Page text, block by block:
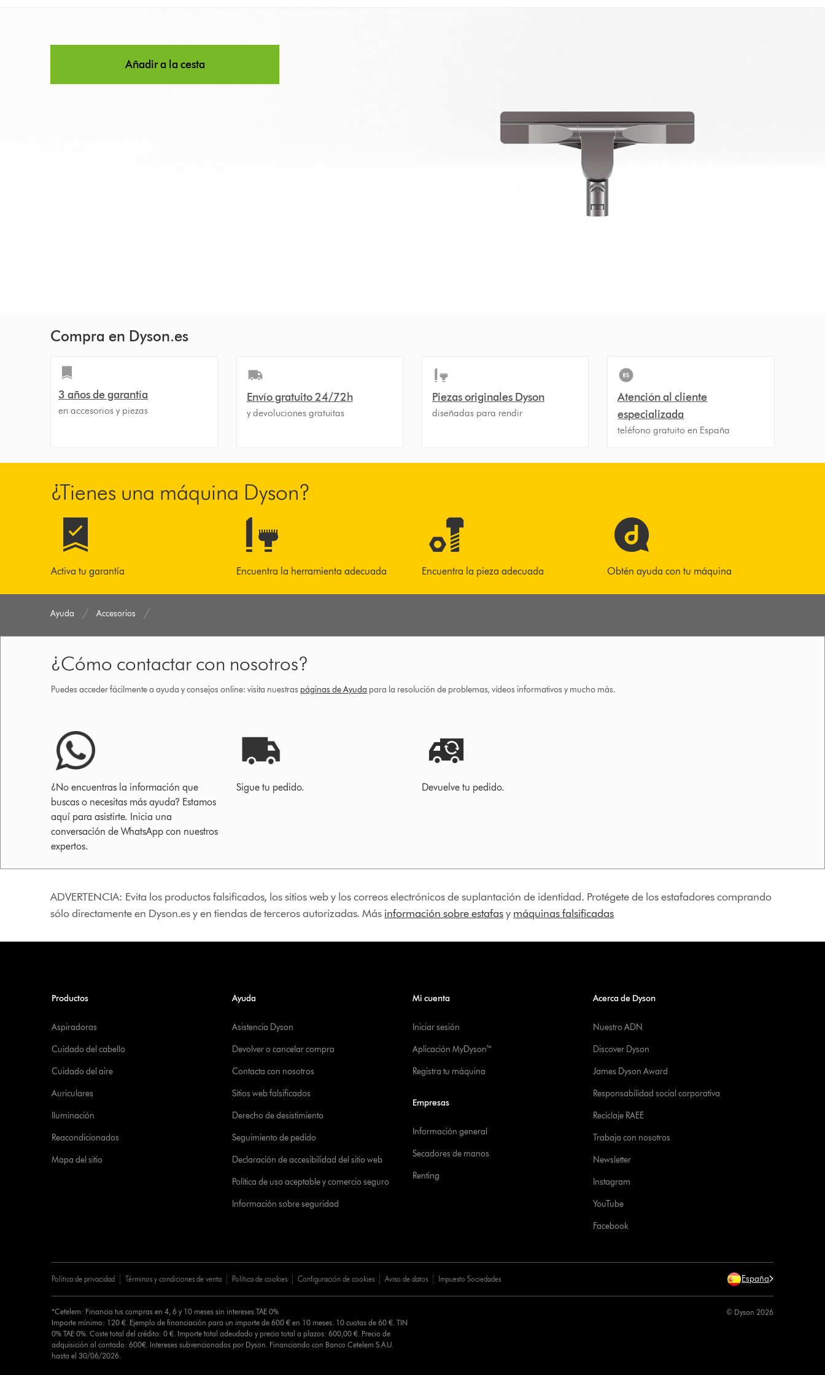
Añadir a la cesta
Compra en Dyson.es
3 años de garantía
en accesorios y piezas
Envío gratuito 24/72h
y devoluciones gratuitas
Piezas originales Dyson
diseñadas para rendir
Atención al cliente
especializada
teléfono gratuito en España
¿Tienes una máquina Dyson?
Activa tu garantía Encuentra la herramienta adecuada Encuentra la pieza adecuada Obtén ayuda con tu máquina
Ayuda Accesorios
¿Cómo contactar con nosotros?
Puedes acceder fácilmente a ayuda y consejos online: visita nuestras páginas de Ayuda para la resolución de problemas, vídeos informativos y mucho más.
¿No encuentras la información que
buscas o necesitas más ayuda? Estamos
aquí para asistirte. Inicia una
conversación de WhatsApp con nuestros
expertos.
Sigue tu pedido. Devuelve tu pedido.
ADVERTENCIA: Evita los productos falsificados, los sitios web y los correos electrónicos de suplantación de identidad. Protégete de los estafadores comprando
sólo directamente en Dyson.es y en tiendas de terceros autorizadas. Más información sobre estafasy máquinas falsificadas
Productos
Aspiradoras
Cuidado del cabello
Cuidado del aire
Auriculares
Iluminación
Reacondicionados
Mapa del sitio
Ayuda
Asistencia Dyson
Devolver o cancelar compra
Contacta con nosotros
Sitios web falsificados
Derecho de desistimiento
Seguimiento de pedido
Declaración de accesibilidad del sitio web
Política de uso aceptable y comercio seguro
Información sobre seguridad
Mi cuenta
Iniciar sesión
Aplicación MyDyson™
Registra tu máquina
Empresas
Información general
Secadores de manos
Renting
Acerca de Dyson
Nuestro ADN
Discover Dyson
James Dyson Award
Responsabilidad social corporativa
Reciclaje RAEE
Trabaja con nosotros
Newsletter
Instagram
YouTube
Facebook
Política de privacidad Términos y condiciones de venta Política de cookies Configuración de cookies Aviso de datos Impuesto Sociedades España
*Cetelem: Financia tus compras en 4, 6 y 10 meses sin intereses TAE 0%
Importe mínimo: 120 €. Ejemplo de financiación para un importe de 600 € en 10 meses. 10 cuotas de 60 €. TIN
0% TAE 0%. Coste total del crédito: 0 €. Importe total adeudado y precio total a plazos: 600,00 €. Precio de
adquisición al contado: 600€. Intereses subvencionados por Dyson. Financiando con Banco Cetelem S.A.U.
hasta el 30/06/2026.
© Dyson 2026